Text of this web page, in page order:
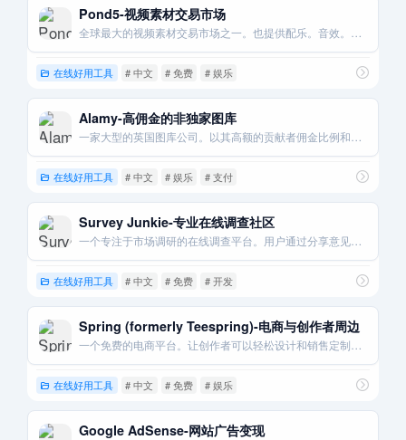
Pond5-视频素材交易市场
全球最大的视频素材交易市场之一。也提供配乐。音效。图片和3D模型等。
在线好用工具 # 中文 # 免费 # 娱乐
Alamy-高佣金的非独家图库
一家大型的英国图库公司。以其高额的贡献者佣金比例和非独家政策而闻名。
在线好用工具 # 中文 # 娱乐 # 支付
Survey Junkie-专业在线调查社区
一个专注于市场调研的在线调查平台。用户通过分享意见来影响品牌并赚取奖励。
在线好用工具 # 中文 # 免费 # 开发
Spring (formerly Teespring)-电商与创作者周边
一个免费的电商平台。让创作者可以轻松设计和销售定制化的周边商品。
在线好用工具 # 中文 # 免费 # 娱乐
Google AdSense-网站广告变现